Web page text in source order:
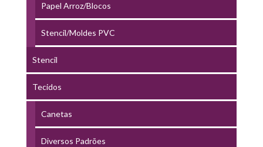
Papel Arroz/Blocos
Stencil/Moldes PVC
Stencil
Tecidos
Canetas
Diversos Padrões